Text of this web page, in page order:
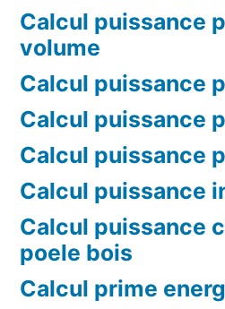
Calcul puissance
volume
Calcul puissance
Calcul puissance
Calcul puissance
Calcul puissance
Calcul puissance
poele bois
Calcul prime